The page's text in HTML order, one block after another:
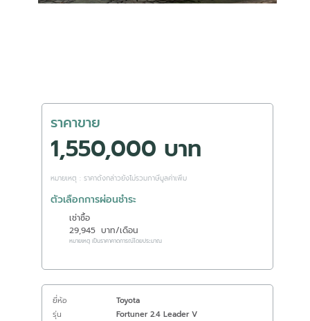
ราคาขาย
1,550,000 บาท
หมายเหตุ : ราคาดังกล่าวยังไม่รวมภาษีมูลค่าเพิ่ม
ตัวเลือกการผ่อนชำระ
เช่าซื้อ
29,945 บาท/เดือน
หมายเหตุ เป็นราคาคาดการณ์โดยประมาณ
ยี่ห้อ
Toyota
รุ่น
Fortuner 2.4 Leader V